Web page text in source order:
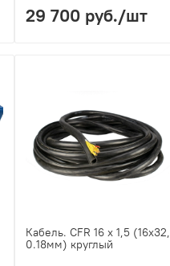
29 700 руб./шт
Кабель. CFR 16 х 1,5 (16х32,
0.18мм) круглый